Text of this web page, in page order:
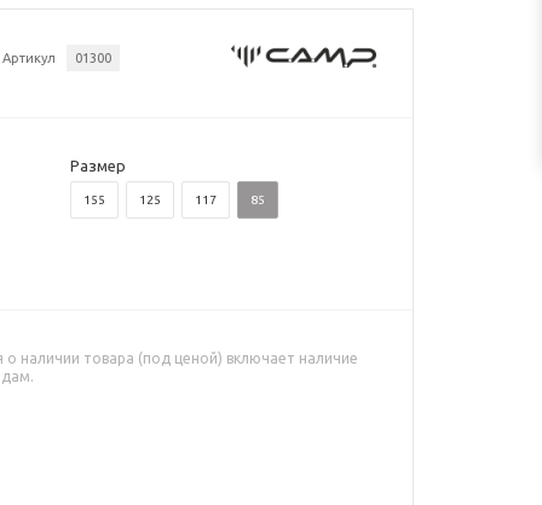
Артикул 01300
Размер
155 125 117 85
наличии товара (под ценой) включает наличие